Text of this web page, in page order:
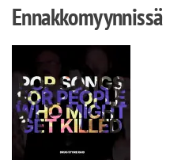
Ennakkomyynnissä